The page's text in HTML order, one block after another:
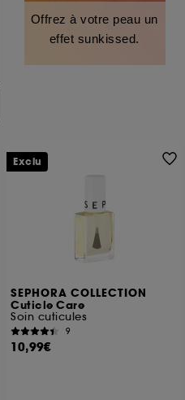
Offrez à votre peau un
effet sunkissed.
SEPHORA COLLECTION
Cuticle Care
Soin cuticules
9
10,99€
Exclu